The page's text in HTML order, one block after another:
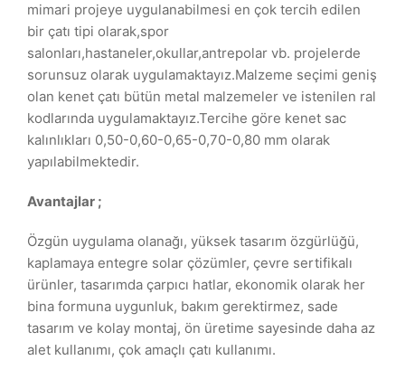
mimari projeye uygulanabilmesi en çok tercih edilen
bir çatı tipi olarak,spor
salonları,hastaneler,okullar,antrepolar vb. projelerde
sorunsuz olarak uygulamaktayız.Malzeme seçimi geniş
olan kenet çatı bütün metal malzemeler ve istenilen ral
kodlarında uygulamaktayız.Tercihe göre kenet sac
kalınlıkları 0,50-0,60-0,65-0,70-0,80 mm olarak
yapılabilmektedir.
Avantajlar ;
Özgün uygulama olanağı, yüksek tasarım özgürlüğü,
kaplamaya entegre solar çözümler, çevre sertifikalı
ürünler, tasarımda çarpıcı hatlar, ekonomik olarak her
bina formuna uygunluk, bakım gerektirmez, sade
tasarım ve kolay montaj, ön üretime sayesinde daha az
alet kullanımı, çok amaçlı çatı kullanımı.